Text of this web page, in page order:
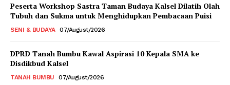
Peserta Workshop Sastra Taman Budaya Kalsel Dilatih Olah
Tubuh dan Sukma untuk Menghidupkan Pembacaan Puisi
SENI & BUDAYA 07/August/2026
DPRD Tanah Bumbu Kawal Aspirasi 10 Kepala SMA ke
Disdikbud Kalsel
TANAH BUMBU 07/August/2026